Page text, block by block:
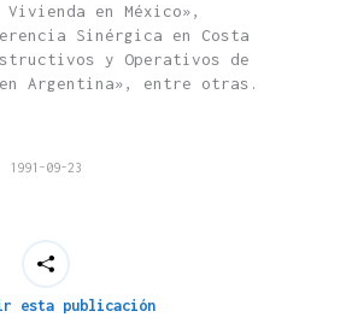
en México»,
Sinérgica en Costa
y Operativos de
Argentina», entre otras.
1991-09-23
esta publicación